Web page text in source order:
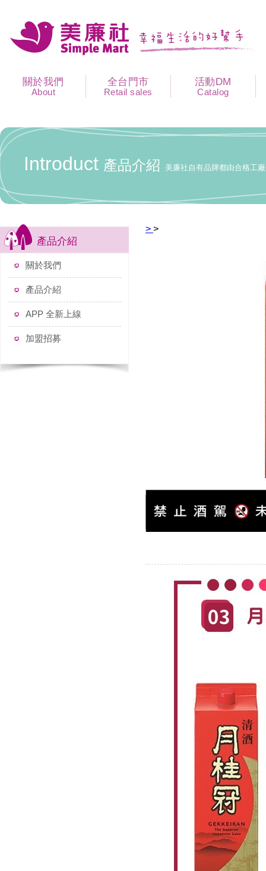
關於我們
About
全台門市
Retail sales
活動DM
Catalog
Introduct 產品介紹 美廉社自有品牌都由合格工
產品介紹
關於我們
產品介紹
APP 全新上線
加盟招募
> >